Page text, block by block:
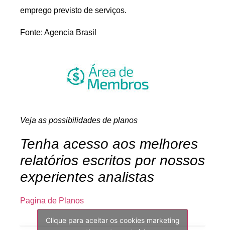
emprego previsto de serviços.
Fonte: Agencia Brasil
Veja as possibilidades de planos
Tenha acesso aos melhores
relatórios escritos por nossos
experientes analistas
Pagina de Planos
Clique para aceitar os cookies marketing